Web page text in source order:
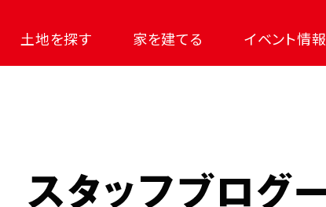
土地を探す 家を建てる イベント情報